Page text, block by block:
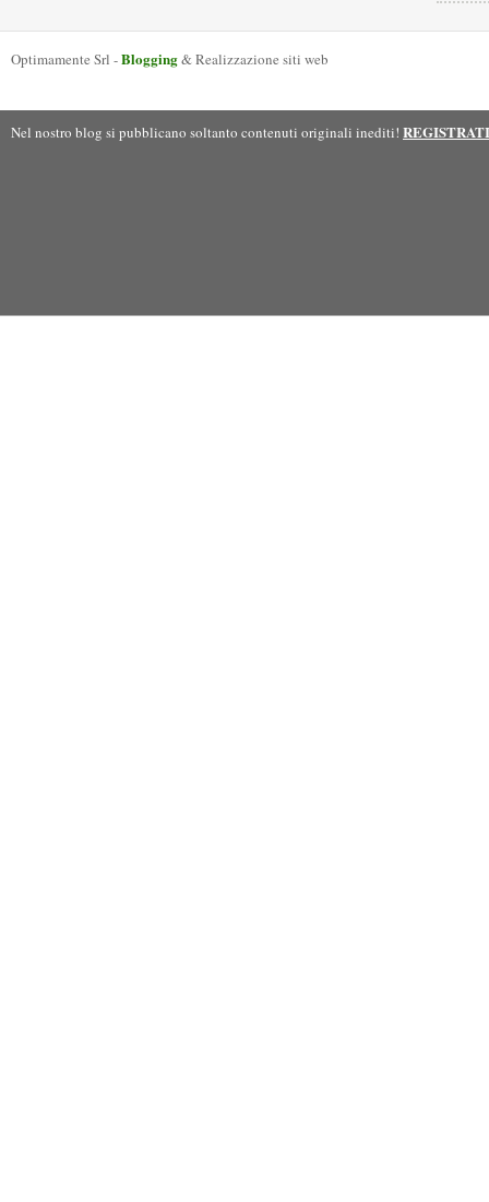
Optimamente Srl -Blogging& Realizzazione siti web
Nel nostro blog si pubblicano soltanto contenuti originali inediti!